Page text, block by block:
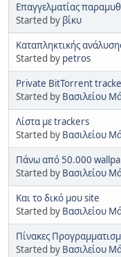
Επαγγελματίας
Started by βίκυ
Καταπληκτικής
Started by petros
Private BitTorrent
Started by Βασιλείου
Λίστα με trackers
Started by Βασιλείου
Πάνω από 50.000
Started by Βασιλείου
Και το δικό μου site
Started by Βασιλείου
Πίνακες
Started by Βασιλείου